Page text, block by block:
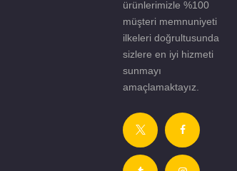
ürünlerimizle %100
müşteri memnuniyeti
ilkeleri doğrultusunda
sizlere en iyi hizmeti
sunmayı
amaçlamaktayız.